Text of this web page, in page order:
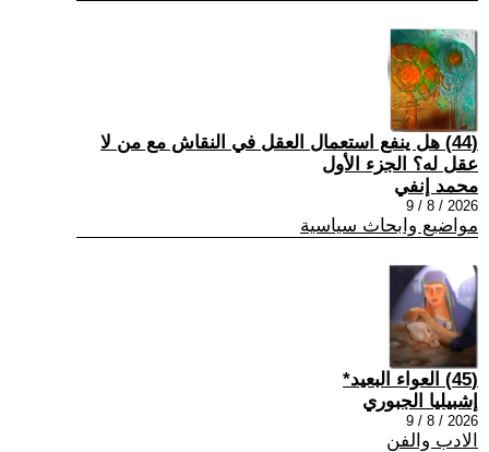
(44) هل ينفع استعمال العقل في النقاش مع من لا
عقل له؟ الجزء الأول
محمد إنفي
2026 / 8 / 9
مواضيع وابحاث سياسية
(45) العواء البعيد*
إشبيليا الجبوري
2026 / 8 / 9
الادب والفن